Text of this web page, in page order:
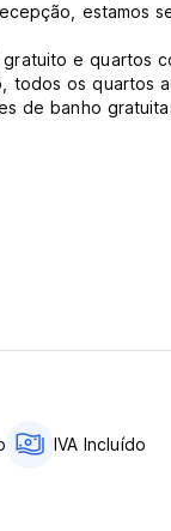
estamos
e quartos
todos os quartos
de banho
language)
IVA Incluído